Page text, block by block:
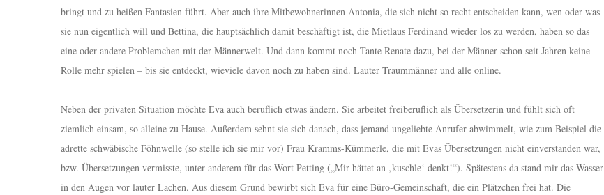
bringt und zu heißen Fantasien führt. Aber auch ihre Mitbewohnerinnen Antonia, die sich nicht so recht entscheiden kann, wen oder was
sie nun eigentlich will und Bettina, die hauptsächlich damit beschäftigt ist, die Mietlaus Ferdinand wieder los zu werden, haben so das
eine oder andere Problemchen mit der Männerwelt. Und dann kommt noch Tante Renate dazu, bei der Männer schon seit Jahren keine
Rolle mehr spielen – bis sie entdeckt, wieviele davon noch zu haben sind. Lauter Traummänner und alle online.
Neben der privaten Situation möchte Eva auch beruflich etwas ändern. Sie arbeitet freiberuflich als Übersetzerin und fühlt sich oft
ziemlich einsam, so alleine zu Hause. Außerdem sehnt sie sich danach, dass jemand ungeliebte Anrufer abwimmelt, wie zum Beispiel die
adrette schwäbische Föhnwelle (so stelle ich sie mir vor) Frau Kramms-Kümmerle, die mit Evas Übersetzungen nicht einverstanden war,
bzw. Übersetzungen vermisste, unter anderem für das Wort Petting („Mir hättet an ‚kuschle‘ denkt!“). Spätestens da stand mir das Wasser
in den Augen vor lauter Lachen. Aus diesem Grund bewirbt sich Eva für eine Büro-Gemeinschaft, die ein Plätzchen frei hat. Die